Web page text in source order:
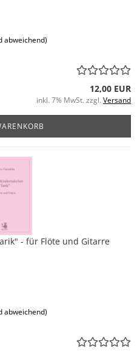
abweichend)
12,00 EUR
inkl. 7% MwSt. zzgl. Versand
- für Flöte und Gitarre
abweichend)